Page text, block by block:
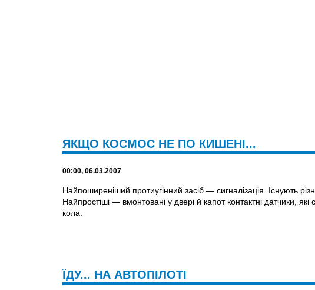
ЯКЩО КОСМОС НЕ ПО КИШЕНІ...
00:00, 06.03.2007
Найпоширеніший протиугінний засіб — сигналізація. Існують
Найпростіші — вмонтовані у двері й капот контактні датчики,
кола.
ЇДУ... НА АВТОПІЛОТІ